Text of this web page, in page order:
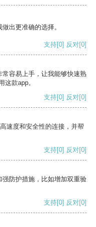
出更准确的选择。
支持[0] 反对[0]
容易上手，让我能够快速熟
款app。
支持[0] 反对[0]
速度和安全性的连接，并帮
支持[0] 反对[0]
防护措施，比如增加双重验
支持[0] 反对[0]